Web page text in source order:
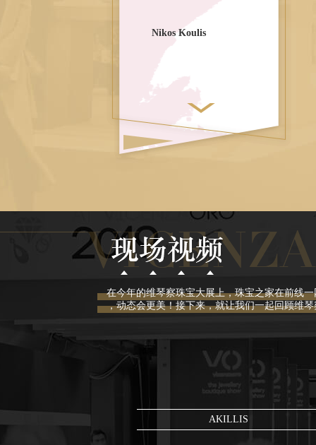
Nikos Koulis
在今年的维琴察珠宝大展上，珠宝之家在前线
，动态会更美！接下来，就让我们一起回顾维
AKILLIS